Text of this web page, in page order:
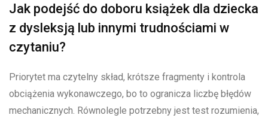
Jak podejść do doboru książek dla dziecka
z dysleksją lub innymi trudnościami w
czytaniu?
Priorytet ma czytelny skład, krótsze fragmenty i kontrola
obciążenia wykonawczego, bo to ogranicza liczbę błędów
mechanicznych. Równolegle potrzebny jest test rozumienia,